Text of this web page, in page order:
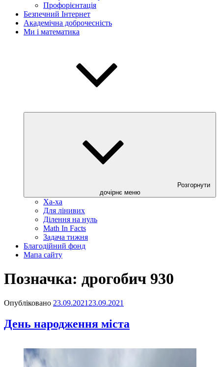
Профорієнтація
Безпечний Інтернет
Академічна доброчесність
Ми і математика
Розгорнути
дочірнє меню
Ха-ха
Для лінивих
Ділення на нуль
Math In Facts
Задача тижня
Благодійний фонд
Мапа сайту
Позначка: дрогобич 930
Опубліковано 23.09.2021 23.09.2021
День народження міста